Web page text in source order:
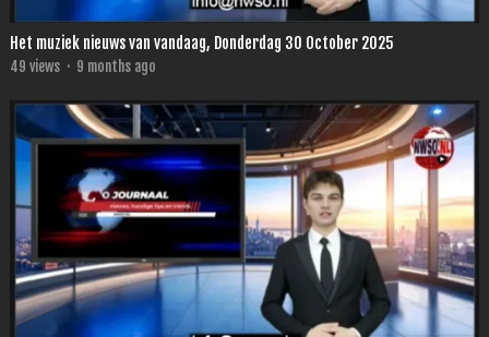
Het muziek nieuws van vandaag, Donderdag 30 October 2025
49 views · 9 months ago